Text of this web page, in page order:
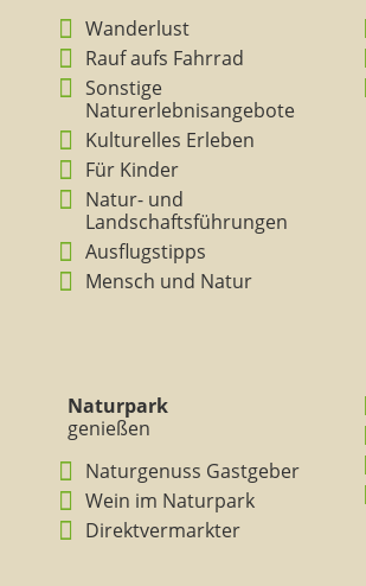
Wanderlust
Rauf aufs Fahrrad
Sonstige
Naturerlebnisangebote
Kulturelles Erleben
Für Kinder
Natur- und
Landschaftsführungen
Ausflugstipps
Mensch und Natur
Naturpark
genießen
Naturgenuss Gastgeber
Wein im Naturpark
Direktvermarkter